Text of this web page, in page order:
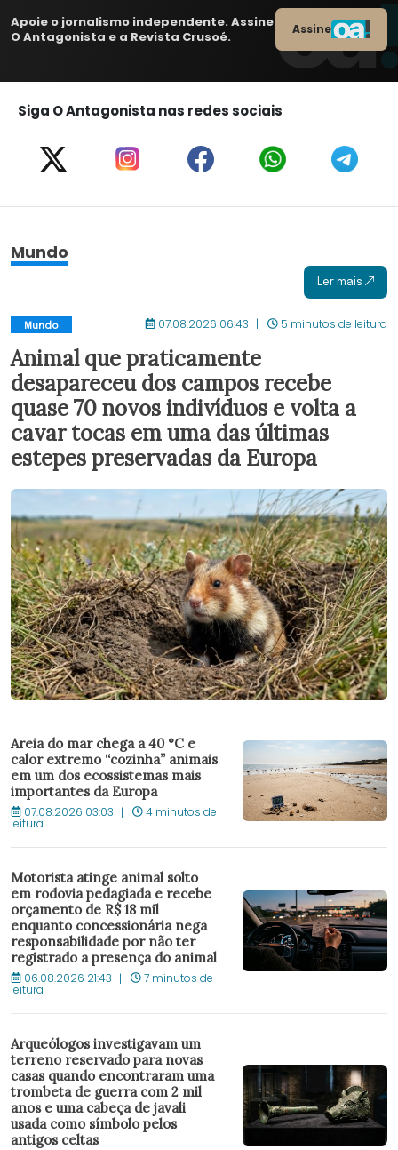
Apoie o jornalismo independente. Assine
O Antagonista e a Revista Crusoé.
Assine
Siga O Antagonista nas redes sociais
Mundo
Ler mais
Mundo 07.08.2026 06:43 5 minutos de leitura
Animal que praticamente
desapareceu dos campos recebe
quase 70 novos indivíduos e volta a
cavar tocas em uma das últimas
estepes preservadas da Europa
Areia do mar chega a 40 °C e
calor extremo “cozinha” animais
em um dos ecossistemas mais
importantes da Europa
07.08.2026 03:03 4 minutos de
leitura
Motorista atinge animal solto
em rodovia pedagiada e recebe
orçamento de R$ 18 mil
enquanto concessionária nega
responsabilidade por não ter
registrado a presença do animal
06.08.2026 21:43 7 minutos de
leitura
Arqueólogos investigavam um
terreno reservado para novas
casas quando encontraram uma
trombeta de guerra com 2 mil
anos e uma cabeça de javali
usada como símbolo pelos
antigos celtas